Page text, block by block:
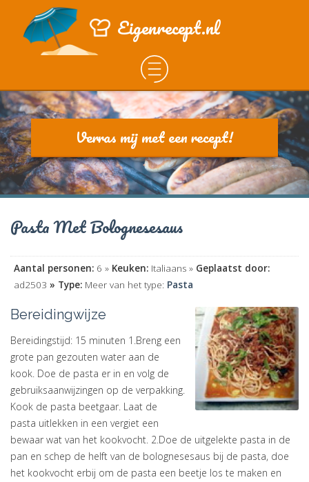
Eigenrecept.nl
Verras mij met een recept!
Pasta Met Bolognesesaus
Aantal personen: 6 » Keuken: Italiaans » Geplaatst door:
ad2503 » Type: Meer van het type: Pasta
Bereidingwijze
Bereidingstijd: 15 minuten 1.Breng een
grote pan gezouten water aan de
kook. Doe de pasta er in en volg de
gebruiksaanwijzingen op de verpakking.
Kook de pasta beetgaar. Laat de
pasta uitlekken in een vergiet een
bewaar wat van het kookvocht. 2.Doe de uitgelekte pasta in de
pan en schep de helft van de bolognesesaus bij de pasta, doe
het kookvocht erbij om de pasta een beetje los te maken en